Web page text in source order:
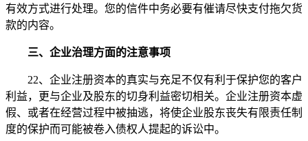
有效方式进行处理。您的信件中务必要有催请尽快支付拖欠货
款的内容。
三、企业治理方面的注意事项
22、企业注册资本的真实与充足不仅有利于保护您的客户
利益，更与企业及股东的切身利益密切相关。企业注册资本虚
假、或者在经营过程中被抽逃，将使企业股东丧失有限责任制
度的保护而可能被卷入债权人提起的诉讼中。